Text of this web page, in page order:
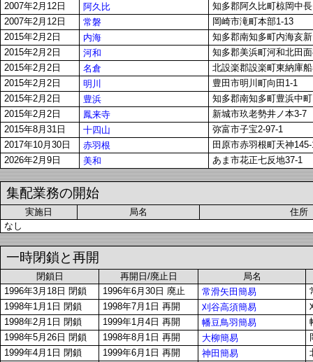
2007年2月12日
阿久比
知多郡阿久比町椋岡中
2007年2月12日
常磐
岡崎市滝町本部1-13
2015年2月2日
内海
知多郡南知多町内海亥
2015年2月2日
河和
知多郡美浜町河和北田
2015年2月2日
名倉
北設楽郡設楽町東納庫
2015年2月2日
明川
豊田市明川町向田1-1
2015年2月2日
豊浜
知多郡南知多町豊浜中
2015年2月2日
鳳来寺
新城市玖老勢井ノ本3-7
2015年8月31日
十四山
弥富市子宝2-97-1
2017年10月30日
赤羽根
田原市赤羽根町天神
2026年2月9日
美和 あま市花正七反地37-1
集配業務の開始
実施日 局名
住所
なし
一時閉鎖と再開
閉鎖日 再開日/廃止日
局名
1996年3月18日 閉鎖
1996年6月30日 廃止 常滑矢田簡易
1998年1月1日 閉鎖
1998年7月1日 再開 刈谷高須簡易
1998年2月1日 閉鎖
1999年1月4日 再開 幡豆鳥羽簡易
1998年5月26日 閉鎖
1998年8月1日 再開 大柳簡易
1999年4月1日 閉鎖
1999年6月1日 再開 神田簡易